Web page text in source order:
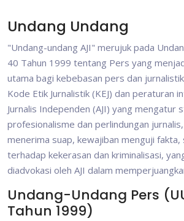
Undang Undang
"Undang-undang AJI" merujuk pada
40 Tahun 1999 tentang Pers yang
utama bagi kebebasan pers dan
Kode Etik Jurnalistik (KEJ) dan peraturan
Jurnalis Independen (AJI) yang mengatur
profesionalisme dan perlindungan
menerima suap, kewajiban menguji
terhadap kekerasan dan kriminalisasi,
diadvokasi oleh AJI dalam
Undang-Undang Pers
Tahun 1999)